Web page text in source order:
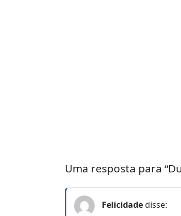
Uma resposta para
Felicidadedisse: